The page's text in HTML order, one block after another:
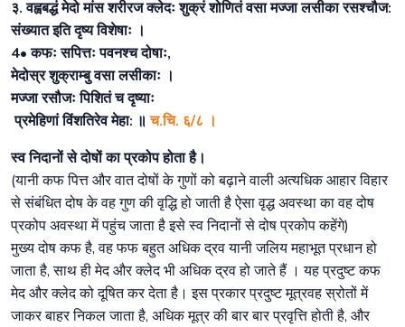
३. वह्वबद्धं मेदो मांस शरीरज क्लेदः शुक्रं शोणितं वसा मज्जा लसीका रसश्चौज:
संख्यात इति दृष्य विशेषाः ।
4• कफः सपित्तः पवनश्च दोषाः,
मेदोस्र शुक्राम्बु वसा लसीकाः ।
मज्जा रसौजः पिशितं च दृष्याः
प्रमेहिणां विंशतिरेव मेहा: ॥ च.चि. ६/८ ।
स्व निदानों से दोषों का प्रकोप होता है।
(यानी कफ पित्त और वात दोषों के गुणों को बढ़ाने वाली अत्यधिक आहार विहार
से संबंधित दोष के वह गुण की वृद्धि हो जाती है ऐसा वृद्ध अवस्था का वह दोष
प्रकोप अवस्था में पहुंच जाता है इसे स्व निदानों से दोष प्रकोप कहेंगे)
मुख्य दोष कफ है, वह फफ बहुत अधिक द्रव यानी जलिय महाभूत प्रधान हो
जाता है, साथ ही मेद और क्लेद भी अधिक द्रव हो जाते हैं । यह प्रदुष्ट कफ
मेद और क्लेद को दूषित कर देता है। इस प्रकार प्रदुष्ट मूत्रवह स्रोतों में
जाकर बाहर निकल जाता है, अधिक मूत्र की बार बार प्रवृत्ति होती है, और